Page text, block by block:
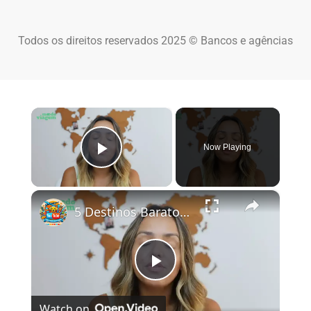
Todos os direitos reservados 2025 © Bancos e agências
×
Play Video
Now Playing
×
Play Video
5 Destinos Baratos no Brasil Para Conhecer e Amar! 🇧🇷✨